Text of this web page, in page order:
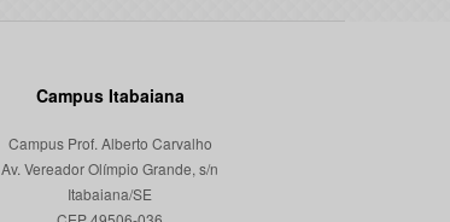
Campus Itabaiana
Campus Prof. Alberto Carvalho
Av. Vereador Olímpio Grande, s/n
Itabaiana/SE